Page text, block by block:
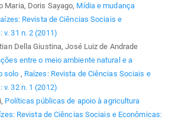
Maria, Doris Sayago, Mídia e mudança
Revista de Ciências Sociais e
v. 31 n. 2 (2011)
Della Giustina, José Luiz de Andrade
entre o meio ambiente natural e a
solo , Raízes: Revista de Ciências Sociais e
v. 32 n. 1 (2012)
Políticas públicas de apoio à agricultura
Revista de Ciências Sociais e Econômicas: